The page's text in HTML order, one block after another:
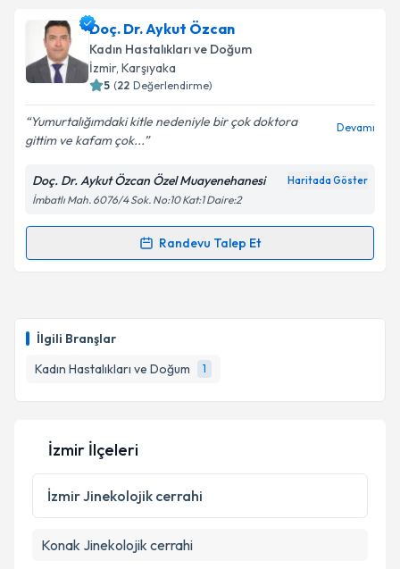
İlgili Branşlar
Kadın Hastalıkları ve Doğum
1
Doç. Dr. Aykut Özcan
Kadın Hastalıkları ve Doğum
İzmir, Karşıyaka
5 (22 Değerlendirme)
Yumurtalığımdaki kitle nedeniyle bir çok doktora
gittim ve kafam çok...
Devamı
Doç. Dr. Aykut Özcan Özel Muayenehanesi Haritada Göster
İmbatlı Mah. 6076/4 Sok. No:10 Kat:1 Daire:2
Randevu Talep Et
Randevu Takvimi Talebi
takvim hazırlandığında e-posta ile bilgilendireceğiz.
Kişisel verilerimin işlenmesine ilişkinAydınlatma
Metni
'ni okudum ve kişisel verilerimin belirtilen
kapsamda işlenmesini kabul ediyorum.
İzmir İlçeleri
İzmirJinekolojik cerrahi
Konak Jinekolojik cerrahi